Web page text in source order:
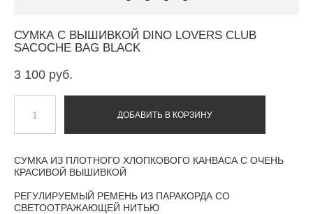
СУМКА С ВЫШИВКОЙ DINO LOVERS CLUB
SACOCHE BAG BLACK
3 100 pуб.
ДОБАВИТЬ В КОРЗИНУ
СУМКА ИЗ ПЛОТНОГО ХЛОПКОВОГО КАНВАСА С ОЧЕНЬ
КРАСИВОЙ ВЫШИВКОЙ
РЕГУЛИРУЕМЫЙ РЕМЕНЬ ИЗ ПАРАКОРДА СО
СВЕТООТРАЖАЮЩЕЙ НИТЬЮ